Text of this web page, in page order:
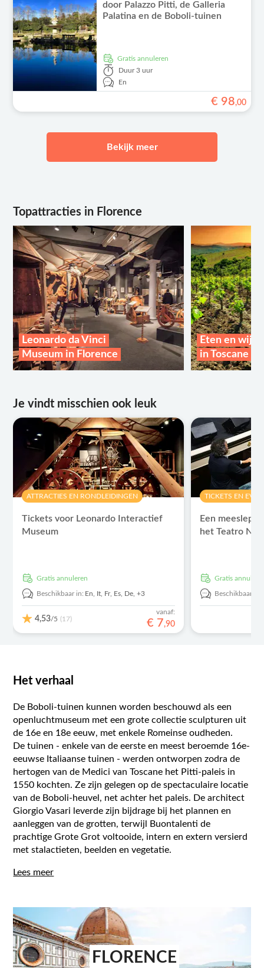
door Palazzo Pitti, de Galleria
Palatina en de Boboli-tuinen
Gratis annuleren
Duur 3 uur
En
€ 98,00
Bekijk meer
Topattracties in Florence
Leonardo da Vinci
Museum in Florence
Eten en
in Toscane
Je vindt misschien ook leuk
ATTRACTIES EN RONDLEIDINGEN
Tickets voor Leonardo Interactief
Museum
Gratis annuleren
Beschikbaar in: En, It, Fr, Es, De,+3
4,53/5 (17)
vanaf:
€ 7,90
TICKETS EN
Een
het Teatro
Gratis
Beschikbaar in:
Het verhaal
De Boboli-tuinen kunnen worden beschouwd als een
openluchtmuseum met een grote collectie sculpturen uit
de 16e en 18e eeuw, met enkele Romeinse oudheden.
De tuinen - enkele van de eerste en meest beroemde 16e-
eeuwse Italiaanse tuinen - werden ontworpen zodra de
hertogen van de Medici van Toscane het Pitti-paleis in
1550 kochten. Ze zijn gelegen op de spectaculaire locatie
van de Boboli-heuvel, net achter het paleis. De architect
Giorgio Vasari leverde zijn bijdrage bij het plannen en
aanleggen van de grotten, terwijl Buontalenti de
prachtige Grote Grot voltooide, intern en extern versierd
met stalactieten, beelden en vegetatie.
Lees meer
FLORENCE